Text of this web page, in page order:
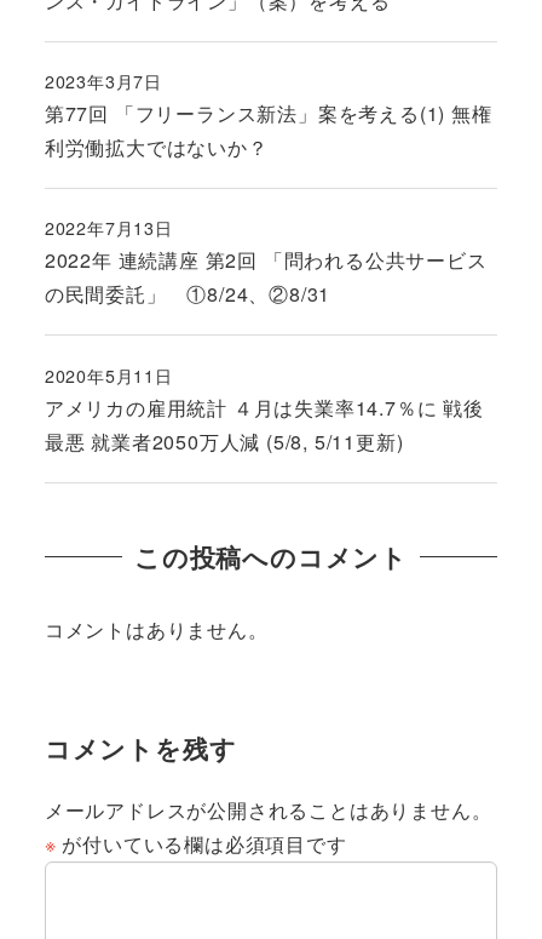
第77回 「フリーランス新法」案を考える(1) 無権
利労働拡大ではないか？
投稿日
2023年3月7日
2022年 連続講座 第2回 「問われる公共サービス
の民間委託」 ①8/24、②8/31
投稿日
2022年7月13日
アメリカの雇用統計 ４月は失業率14.7％に 戦後
最悪 就業者2050万人減 (5/8, 5/11更新)
投稿日
2020年5月11日
この投稿へのコメント
コメントはありません。
コメントを残す
メールアドレスが公開されることはありません。
※ が付いている欄は必須項目です